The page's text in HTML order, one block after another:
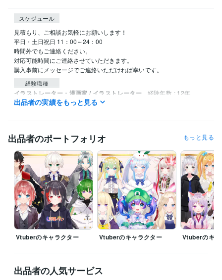
スケジュール
見積もり、ご相談お気軽にお願いします！
平日・土日祝日 11：00～24：00
時間外でもご連絡ください。
対応可能時間にご連絡させていただきます。
購入事前にメッセージでご連絡いただければ幸いです。
経験職種
イラストレーター・漫画家 / イラストレーター 経験年数 : 12年
イラストレーター・漫画家 / 漫画家
年
イラストレーター・漫画家 / キャラクターモデラー
受賞歴
月刊少年シリウス 新人賞/奨励賞受賞 講談社漫画サイトTwitterにて
「ねこ貴族」連載
得意分野
イラスト作成・漫画制作 VtuberのイラストとLive2D制作
イラスト Vtuber IRIAM キャラクターデザイン live2
表情差分
モデリング
イラスト作成・漫画制作 イラスト制作　SNSアイコン　漫画
出品者の実績をもっと見る
出品者のポートフォリオ もっと見る
Vtuberのキャラクター Vtuberのキャラクター Vtuberのキャ
出品者の人気サービス